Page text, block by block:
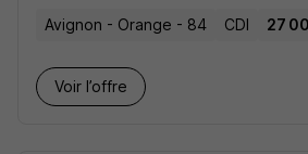
Avignon - Orange - 84 CDI 27
Voir l’offre